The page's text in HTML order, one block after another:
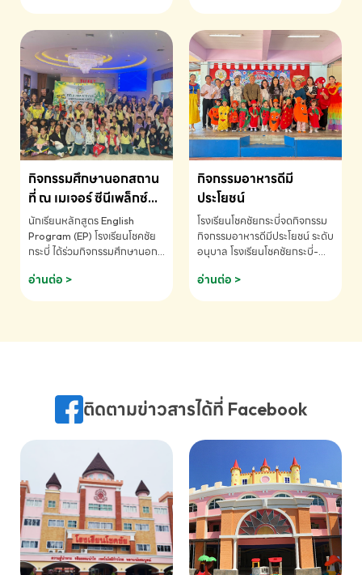
อนุบาล EP K3 โรงเรียนโชคชัย
แข่งขันคณิตศาสตร์และคณิตคิด
เร็วนานาชาติ ครั้งที่ 46 ประจำปี
2569 ณ ประเทศสิงคโปร์
INTERNATIONAL
MATHEMATICS AND
MENTAL ARITHMETIC
COMPETITION 2026 - ถ้วย
รางวัลรองชนะเลิศอันดับที่ 2
Mental Arithmetic
Competition K2 - ถ้วยรางวัล
รองชนะเลิศอันดับที่ 2 Mental
K2(Grop) โรงเรียนโชคชัยกระบี่-
สอบถามข้อมูลเพิ่มเติม โทร.
075-691910
กิจกรรมศึกษานอกสถาน
ที่ ณ เมเจอร์ ซีนีเพล็กซ์
ระดับประถมศึกษา (EP.1-
6)
นักเรียนหลักสูตร English
Program (EP) โรงเรียนโชคชัย
กระบี่ ได้ร่วมกิจกรรมศึกษานอก
ชมภาพยนตร์ Toy Story 5
(Soundtrack)เพื่อเสริมทักษะ
ภาษา ผ่านประสบการณ์การเรียนรู้
075-691910
อ่านต่อ >
กิจกรรมอาหารดีมี
ประโยชน์
โรงเรียนโชคชัยกระบี่จดกิจกรรม
กิจกรรมอาหารดีมีประโยชน์ ระดับ
อนุบาล โรงเรียนโชคชัยกระบี่-
075-691910
อ่านต่อ >
ติดตามข่าวสารได้ที่ Facebook